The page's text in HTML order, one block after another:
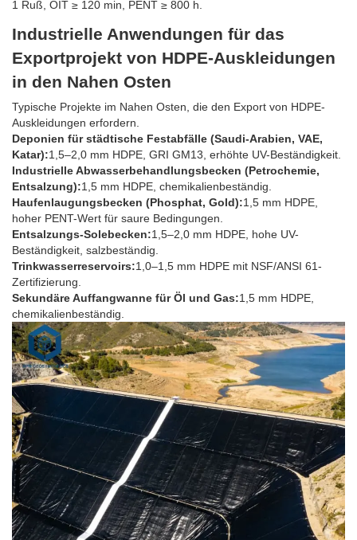
1 Ruß, OIT ≥ 120 min, PENT ≥ 800 h.
Industrielle Anwendungen für das
Exportprojekt von HDPE-Auskleidungen
in den Nahen Osten
Typische Projekte im Nahen Osten, die den Export von HDPE-
Auskleidungen erfordern.
Deponien für städtische Festabfälle (Saudi-Arabien, VAE,
Katar):1,5–2,0 mm HDPE, GRI GM13, erhöhte UV-Beständigkeit.
Industrielle Abwasserbehandlungsbecken (Petrochemie,
Entsalzung):1,5 mm HDPE, chemikalienbeständig.
Haufenlaugungsbecken (Phosphat, Gold):1,5 mm HDPE,
hoher PENT-Wert für saure Bedingungen.
Entsalzungs-Solebecken:1,5–2,0 mm HDPE, hohe UV-
Beständigkeit, salzbeständig.
Trinkwasserreservoirs:1,0–1,5 mm HDPE mit NSF/ANSI 61-
Zertifizierung.
Sekundäre Auffangwanne für Öl und Gas:1,5 mm HDPE,
chemikalienbeständig.